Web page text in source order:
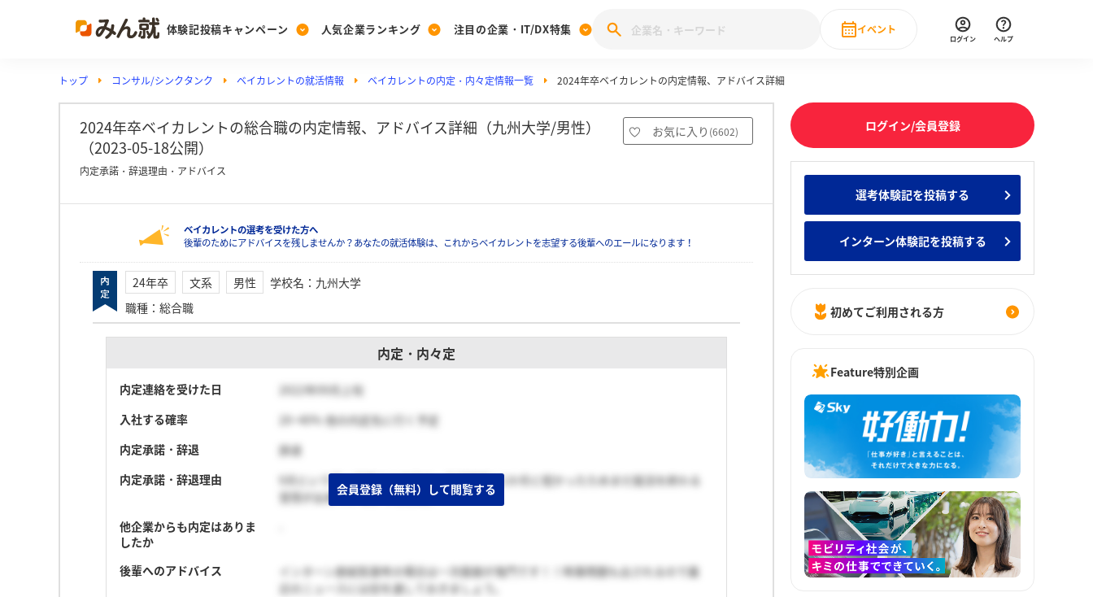
体験記投稿キャンペーン
Post
投稿する
[27卒] 本選考体験記投稿キャンペーン
人気企業ランキング
Ranking
ランキングを見る
みんなのDX企業就職ブランド調査
みんなの新卒就職人気企業ランキング みんなのインターン人気企業ランキ
注目の企業・IT/DX特集
PickUp
注目の企業特集
28卒 IT・DX現場社員インタビュー
動画で知ろう！業界・企業研究
イベント
直近のイベント一覧
ログイン ヘルプ
トップ コンサル/シンクタンク ベイカレントの就活情報 ベイカレントの内定・内々定情報一覧 2024年卒ベイカレントの内定情報、アドバイス詳細
2024年卒ベイカレントの総合職の内定情報、アドバイス詳細（九州大学/男性）
（2023-05-18公開）
お気に入り (6602)
内定承諾・辞退理由・アドバイス
ベイカレントの選考を受けた方へ
後輩のためにアドバイスを残しませんか？あなたの就活体験は、これからベイカレントを志望する後輩へのエールになります！
24年卒 文系 男性 学校名 ： 九州大学
職種 ： 総合職
内定・内々定
内定連絡を受けた日
2022年09月上旬
入社する確率
20~40% 他の内定先に行く予定
内定承諾・辞退
辞退
内定承諾・辞退理由
9月という早い時期での内定で、承諾期間も1か月と短かったためまだ就活を終わる
覚悟が出来ていなかったため。
他企業からも内定はありま
したか
後輩へのアドバイス
インターン直結型選考の場合は一次面接が鬼門です！！時事問題も出されるので最
近のニュースには目を通しておきましょう。
会員登録（無料）して閲覧する
ログイン/会員登録
選考体験記を投稿する
インターン体験記を投稿する
初めてご利用される方
Feature特別企画